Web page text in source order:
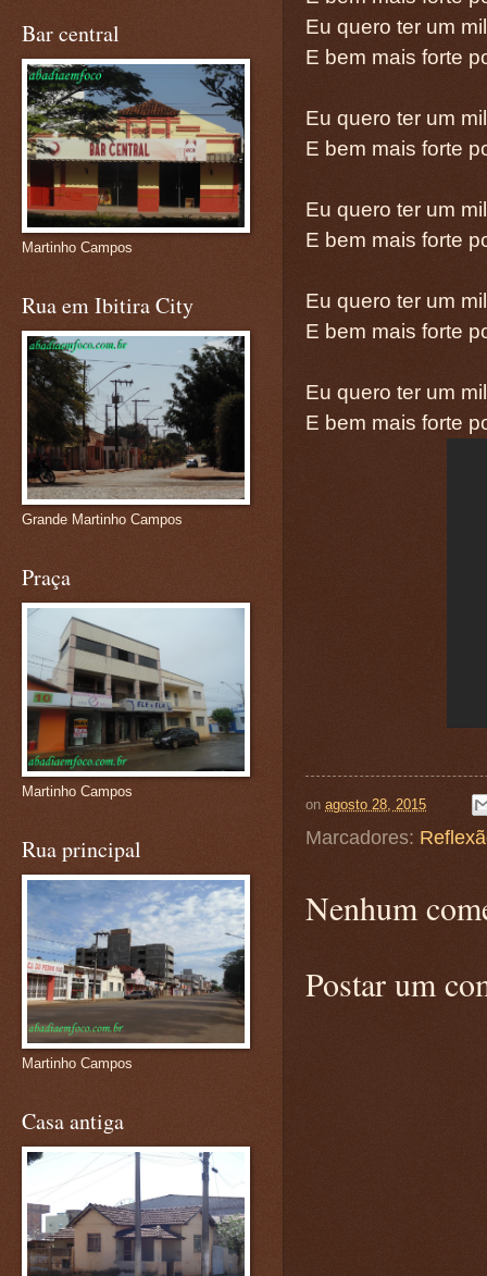
Eu quero ter um
E bem mais forte
Eu quero ter um
E bem mais forte
Eu quero ter um
E bem mais forte
Eu quero ter um
E bem mais forte
Eu quero ter um
E bem mais forte
on agosto 28, 2015
Marcadores:
Nenhum
Postar um
Bar central
Martinho Campos
Rua em Ibitira City
Grande Martinho Campos
Praça
Martinho Campos
Rua principal
Martinho Campos
Casa antiga